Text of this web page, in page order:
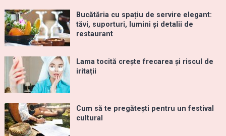
Bucătăria cu spațiu de servire elegant:
tăvi, suporturi, lumini și detalii de
restaurant
Lama tocită crește frecarea și riscul de
iritații
Cum să te pregătești pentru un festival
cultural